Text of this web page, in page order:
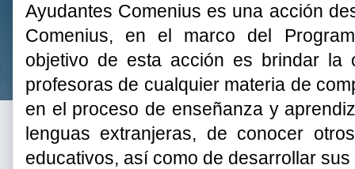
Ayudantes Comenius es una acción
Comenius, en el marco del
objetivo de esta acción es brindar la
profesoras de cualquier materia de
en el proceso de enseñanza y
lenguas extranjeras, de conocer
educativos, así como de desarrollar